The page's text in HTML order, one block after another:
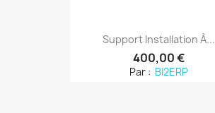
Support Installation À...
400,00 €
Par : BI2ERP